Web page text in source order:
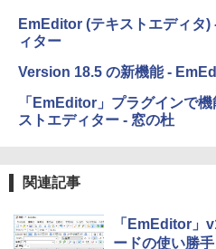
Microsoft
￥14,500
出す プロ
ズ (はぴー
￥480
FM TOWNS
ージ、防水
イ、色調調
テリー、広
売)
11インチカ
レージ、ノ
整、色調調
EmEditor (テキストエディタ
ィター
Version 18.5 の新機能 -
「EmEditor」プラグインで
ストエディター - 窓の杜
関連記事
「EmEditor」
ードの使い勝